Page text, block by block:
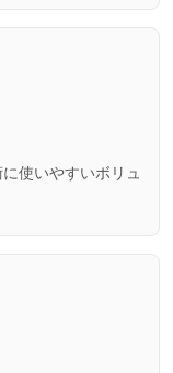
使いやすいボリュ